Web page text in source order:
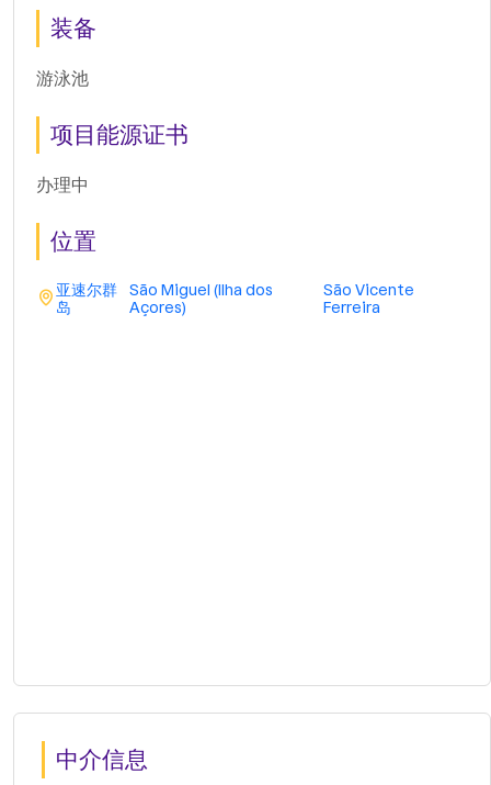
装备
游泳池
项目能源证书
办理中
位置
亚速尔群
岛
São Miguel (Ilha dos
Açores)
São Vicente
Ferreira
中介信息